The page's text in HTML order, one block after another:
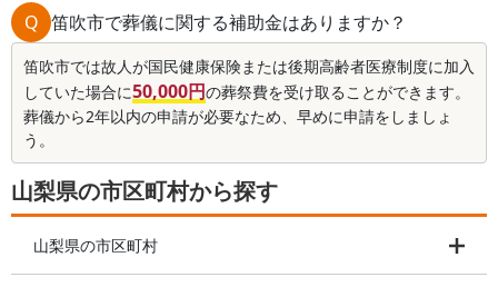
Q 笛吹市で葬儀に関する補助金はありますか？
笛吹市では故人が国民健康保険または後期高齢者医療制度に加入
していた場合に50,000円の葬祭費を受け取ることができます。
葬儀から2年以内の申請が必要なため、早めに申請をしましょ
う。
山梨県の市区町村から探す
山梨県の市区町村